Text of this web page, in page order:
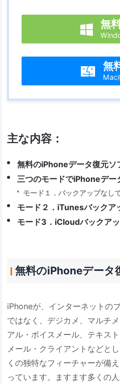
 無
 無
Mac
主な内容：
無料のiPhoneデータ復元ソ
三つのモードでiPhoneデー
モード１．バックアップなし
モード２．iTunesバックア
モード3．iCloudバックア
無料のiPhoneデータ
iPhoneが、インターネットの
ではなく、デジカメ、マルチ
アル・ボイスメール、テキス
メール・クライアントなどと
くの独特なフィーチャーが備
っています。ますます多くの